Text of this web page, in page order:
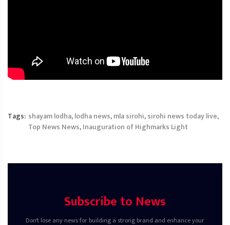
Tags: shayam lodha,lodha news,mla sirohi,sirohi news today live,
Top News News,Inauguration of Highmarks Light
Subscribe to News
Don't lose any news for building a strong brand and enhance your